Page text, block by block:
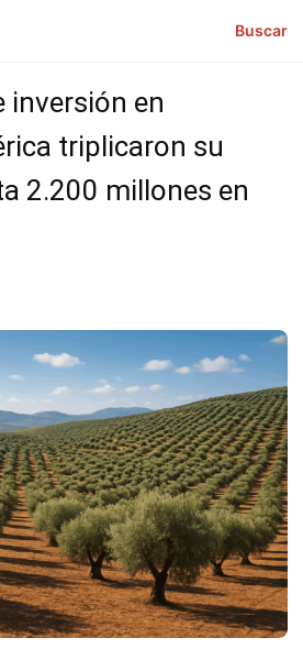
Buscar
inversión en
triplicaron su
2.200 millones en